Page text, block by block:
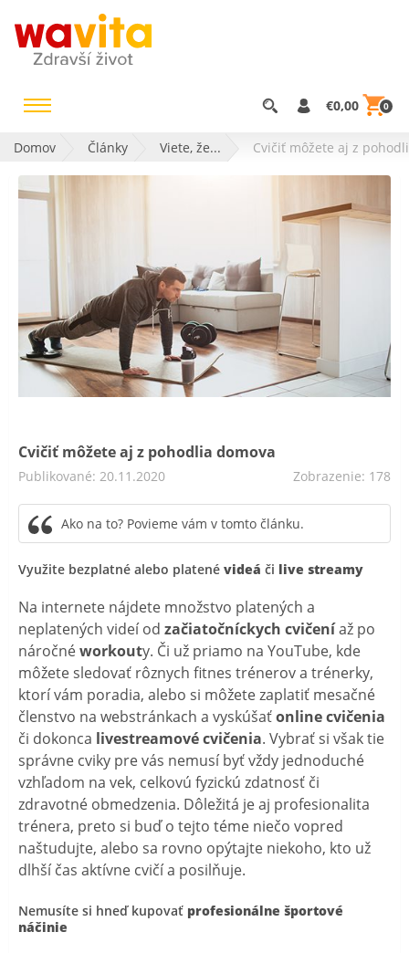
€0,00 0
Domov Články Viete, že... Cvičiť môžete aj z
Cvičiť môžete aj z pohodlia domova
Publikované: 20.11.2020 Zobrazenie: 178
Ako na to? Povieme vám v tomto článku.
Využite bezplatné alebo platené videá či live streamy
Na internete nájdete množstvo platených a
neplatených videí od začiatočníckych cvičeníaž po
náročnéworkouty. Či už priamo na YouTube, kde
môžete sledovať rôznych fitnes trénerov a trénerky,
ktorí vám poradia, alebo si môžete zaplatiť mesačné
členstvo na webstránkach a vyskúšaťonline cvičenia
či dokonca livestreamové cvičenia. Vybrať si však tie
správne cviky pre vás nemusí byť vždy jednoduché
vzhľadom na vek, celkovú fyzickú zdatnosť či
zdravotné obmedzenia. Dôležitá je aj profesionalita
trénera, preto si buď o tejto téme niečo vopred
naštudujte, alebo sa rovno opýtajte niekoho, kto už
dlhší čas aktívne cvičí a posilňuje.
Nemusíte si hneď kupovať profesionálne športové
náčinie